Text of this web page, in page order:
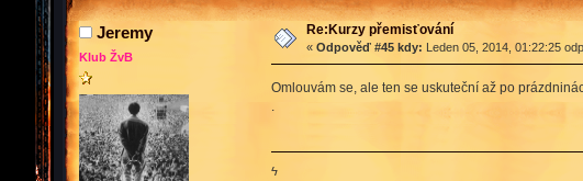
Jeremy
Klub ŽvB
Re:Kurzy přemisťování
« Odpověď #45 kdy: Leden 05, 2014, 01:22:25
Omlouvám se, ale ten se uskuteční až po
.
ϟ